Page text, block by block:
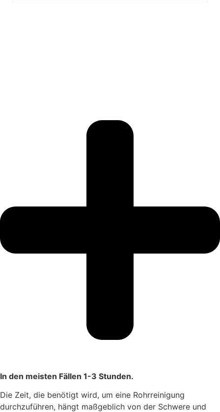
In den meisten Fällen 1-3 Stunden.
Die Zeit, die benötigt wird, um eine Rohrreinigung
durchzuführen, hängt maßgeblich von der Schwere und